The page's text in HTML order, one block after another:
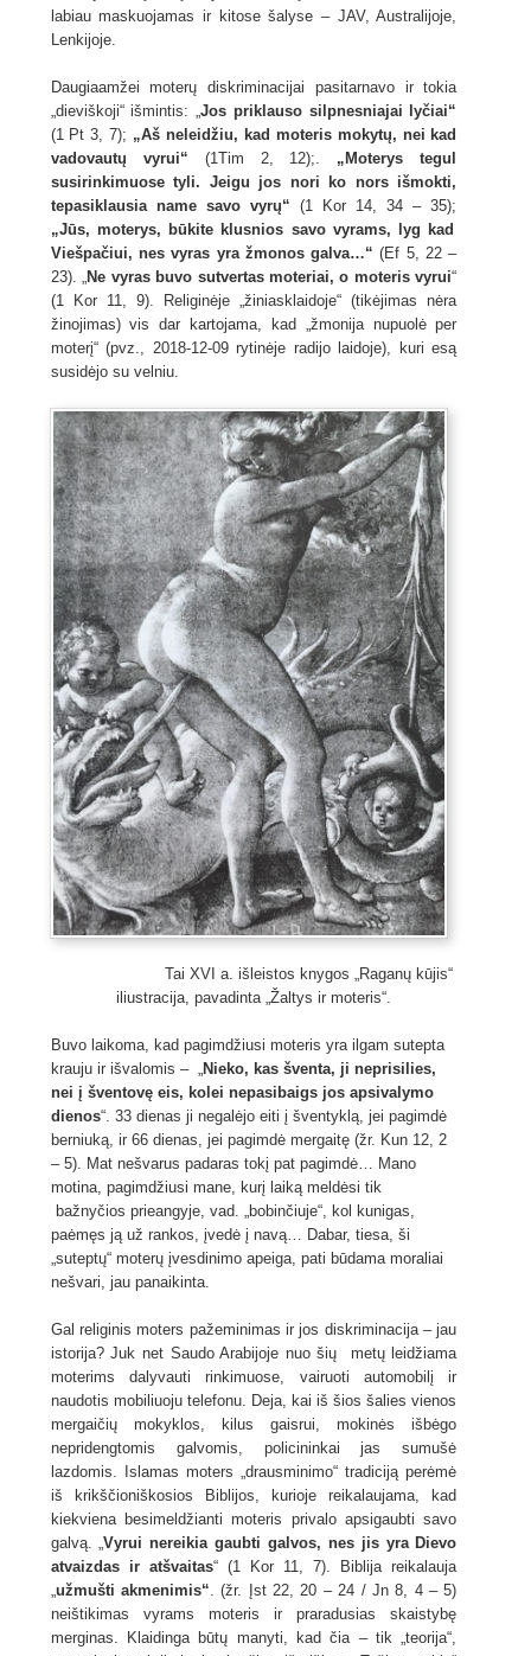
labiau maskuojamas ir kitose šalyse – JAV, Australijoje,
Lenkijoje.
Daugiaamžei moterų diskriminacijai pasitarnavo ir tokia
„dieviškoji“ išmintis: „Jos priklauso silpnesniajai lyčiai“
(1 Pt 3, 7); „Aš neleidžiu, kad moteris mokytų, nei kad
vadovautų vyrui“ (1Tim 2, 12);. „Moterys tegul
susirinkimuose tyli. Jeigu jos nori ko nors išmokti,
tepasiklausia name savo vyrų“ (1 Kor 14, 34 – 35);
„Jūs, moterys, būkite klusnios savo vyrams, lyg kad
Viešpačiui, nes vyras yra žmonos galva…“ (Ef 5, 22 –
23). „Ne vyras buvo sutvertas moteriai, o moteris vyrui“
(1 Kor 11, 9). Religinėje „žiniasklaidoje“ (tikėjimas nėra
žinojimas) vis dar kartojama, kad „žmonija nupuolė per
moterį“ (pvz., 2018-12-09 rytinėje radijo laidoje), kuri esą
susidėjo su velniu.
Tai XVI a. išleistos knygos „Raganų kūjis“
iliustracija, pavadinta „Žaltys ir moteris“.
Buvo laikoma, kad pagimdžiusi moteris yra ilgam sutepta
krauju ir išvalomis – „ Nieko, kas šventa, ji neprisilies,
nei į šventovę eis, kolei nepasibaigs jos apsivalymo
dienos“. 33 dienas ji negalėjo eiti į šventyklą, jei pagimdė
berniuką, ir 66 dienas, jei pagimdė mergaitę (žr. Kun 12, 2
– 5). Mat nešvarus padaras tokį pat pagimdė… Mano
motina, pagimdžiusi mane, kurį laiką meldėsi tik
bažnyčios prieangyje, vad. „bobinčiuje“, kol kunigas,
paėmęs ją už rankos, įvedė į navą… Dabar, tiesa, ši
„suteptų“ moterų įvesdinimo apeiga, pati būdama moraliai
nešvari, jau panaikinta.
Gal religinis moters pažeminimas ir jos diskriminacija – jau
istorija? Juk net Saudo Arabijoje nuo šių metų leidžiama
moterims dalyvauti rinkimuose, vairuoti automobilį ir
naudotis mobiliuoju telefonu. Deja, kai iš šios šalies vienos
mergaičių mokyklos, kilus gaisrui, mokinės išbėgo
nepridengtomis galvomis, policininkai jas sumušė
lazdomis. Islamas moters „drausminimo“ tradiciją perėmė
iš krikščioniškosios Biblijos, kurioje reikalaujama, kad
kiekviena besimeldžianti moteris privalo apsigaubti savo
galvą. „Vyrui nereikia gaubti galvos, nes jis yra Dievo
atvaizdas ir atšvaitas“ (1 Kor 11, 7). Biblija reikalauja
užmušti akmenimis“ . (žr. Įst 22, 20 – 24 / Jn 8, 4 – 5)
neištikimas vyrams moteris ir praradusias skaistybę
merginas. Klaidinga būtų manyti, kad čia – tik „teorija“,